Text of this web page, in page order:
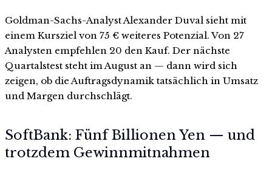
Goldman-Sachs-Analyst Alexander Duval sieht mit
einem Kursziel von 75 € weiteres Potenzial. Von 27
Analysten empfehlen 20 den Kauf. Der nächste
Quartalstest steht im August an — dann wird sich
zeigen, ob die Auftragsdynamik tatsächlich in Umsatz
und Margen durchschlägt.
SoftBank: Fünf Billionen Yen — und
trotzdem Gewinnmitnahmen